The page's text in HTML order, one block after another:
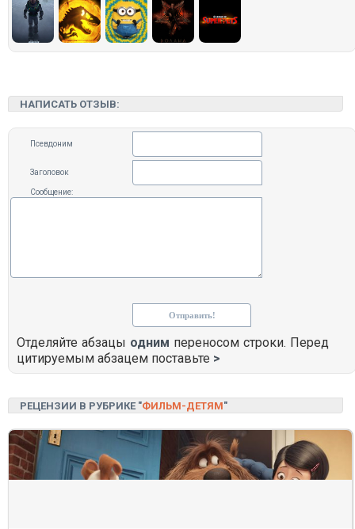
НАПИСАТЬ ОТЗЫВ:
Псевдоним
Заголовок
Сообщение:
Отделяйте абзацы одним переносом строки. Перед
цитируемым абзацем поставьте >
РЕЦЕНЗИИ В РУБРИКЕ "ФИЛЬМ-ДЕТЯМ"